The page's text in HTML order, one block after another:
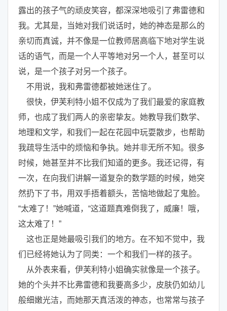
露出的孩子气的顽皮笑容，都深深地吸引了弗雷德和
我。尤其是，当她对我们说话时，她的神态是那么的
亲切而真诚，并不像是一位教师居高临下地对学生说
话的语气，而是一个人平等地对另一个人，甚至可以
说，是一个孩子对另一个孩子。
不用说，我和弗雷德都被她迷住了。
很快，伊芙利特小姐不仅成为了我们最爱的家庭教
师，也成了我们两人的亲密挚友。她教导我们数学、
地理和文学，和我们一起在花园中玩耍散步，也帮助
我疏导生活中的烦恼和争执。她并非无所不知。很多
时候，她甚至并不比我们知道的更多。我还记得，有
一次，在向我们讲解一道复杂的数学题的时候，她突
然扔下了书，用双手捂着额头，苦恼地做起了鬼脸。
“太难了！”她喊道，“这道题真难倒我了，威廉！哦，
这太难了！”
这也正是她最吸引我们的地方。在不知不觉中，我
们已经将她认为了同类：一个和我们一样的孩子。
从外表来看，伊芙利特小姐确实就像是一个孩子。
她的个头并不比弗雷德和我要高多少，皮肤仍如幼儿
般细嫩光洁，而她那天真活泼的神态，也常常与孩子